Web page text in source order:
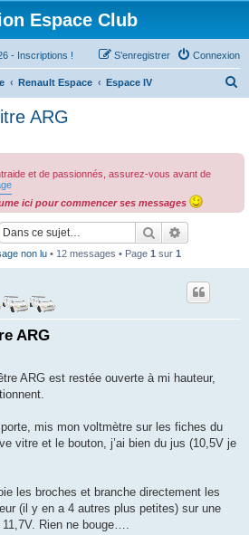
Espace Club
- Inscriptions ! Connexion
S’enregistrer
Renault Espace Espace IV
c
ARG
et de passionnés, assurez-vous avant de
ici pour commencer ses messages
Rechercher
non lu• 12 messages • Page 1 sur 1
ARG
ARG est restée ouverte à mi hauteur,
mis mon voltmètre sur les fiches du
vitre et le bouton, j’ai bien du jus (10,5V je
les broches et branche directement les
(il y en a 4 autres plus petites) sur une
11,7V. Rien ne bouge….